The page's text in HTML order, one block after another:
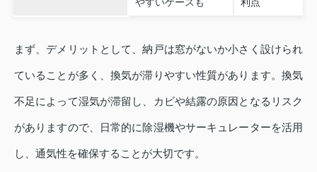
まず、デメリットとして、納戸は窓がないか小さく設けられ
ていることが多く、換気が滞りやすい性質があります。換気
不足によって湿気が滞留し、カビや結露の原因となるリスク
がありますので、日常的に除湿機やサーキュレーターを活用
し、通気性を確保することが大切です。